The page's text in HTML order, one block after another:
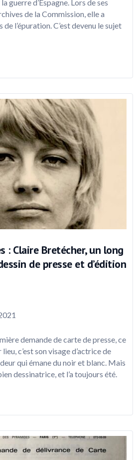
guerre d’Espagne. Lors de ses
de la Commission, elle a
l’épuration. C’est devenu le sujet
: Claire Bretécher, un long
de presse et d’édition
demande de carte de presse, ce
c’est son visage d’actrice de
qui émane du noir et blanc. Mais
dessinatrice, et l’a toujours été.